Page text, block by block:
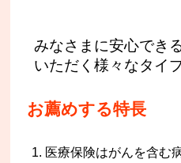
みなさまに安心でき
いただく様々なタイ
お薦めする特長
医療保険はがんを含む